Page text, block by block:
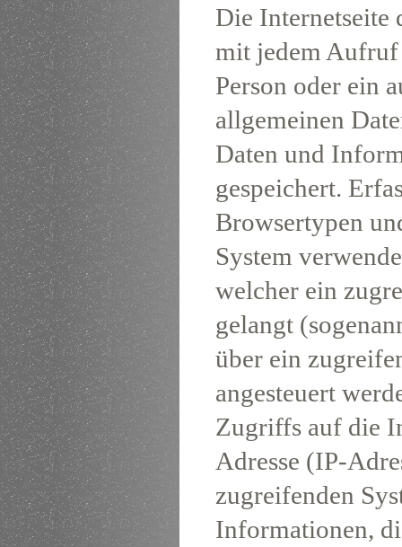
Die Internetseite
mit jedem Aufruf
Person oder ein
allgemeinen
Daten und
gespeichert.
Browsertypen
System
welcher ein
gelangt
über ein
angesteuert
Zugriffs auf die
Adresse (IP-
zugreifenden
Informationen,